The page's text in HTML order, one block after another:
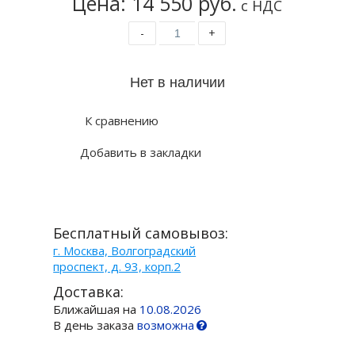
с НДС
- +
К сравнению
Добавить в закладки
Бесплатный самовывоз:
г. Москва, Волгоградский
проспект, д. 93, корп.2
Доставка:
Ближайшая на 10.08.2026
В день заказавозможна